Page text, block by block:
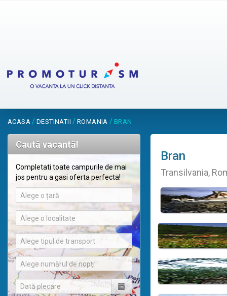
ACASA / DESTINATII / ROMANIA / BRAN
Caută vacantă!
Completati toate campurile de mai
jos pentru a gasi oferta perfecta!
Alege o țară
Alege o localitate
Alege tipul de transport
Alege numărul de nopți
Bran
Transilvania,